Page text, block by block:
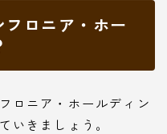
ロニア・ホー
ロニア・ホールディン
いきましょう。